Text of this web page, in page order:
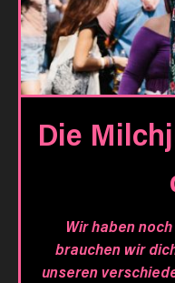
Die
Wir haben
brauchen wir
unseren